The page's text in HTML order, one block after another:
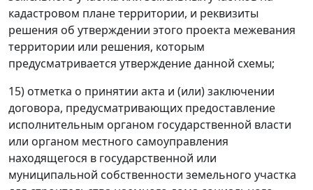
кадастровом плане территории, и реквизиты
решения об утверждении этого проекта межевания
территории или решения, которым
предусматривается утверждение данной схемы;
15) отметка о принятии акта и (или) заключении
договора, предусматривающих предоставление
исполнительным органом государственной власти
или органом местного самоуправления
находящегося в государственной или
муниципальной собственности земельного участка